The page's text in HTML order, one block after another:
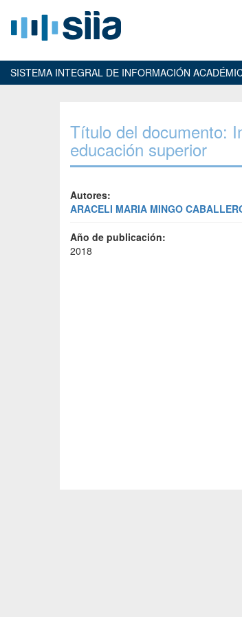
SISTEMA INTEGRAL DE INFORMACIÓN
Título del documento:
educación superior
Autores:
ARACELI MARIA MINGO
Año de publicación:
2018